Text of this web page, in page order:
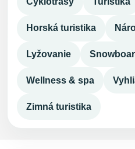
Horská turistika
Lyžovanie
Wellness & spa
Zimná turistika